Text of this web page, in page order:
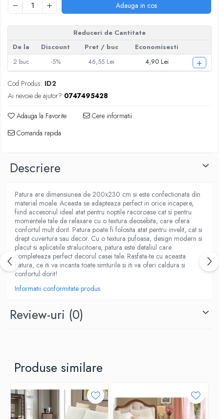
Adauga in cos
Reduceri de Cantitate
De la
Discount Pret / buc
Economisesti
2 buc -5% 46,55 Lei 4,90 Lei +
Cod Produs: ID2
Ai nevoie de ajutor? 0747495428
Adauga la Favorite
Cere informatii
Comanda rapida
Descriere
Patura are dimensiunea de 200x230 cm si este confectionata din
material moale. Aceasta se adapteaza perfect in orice incapere,
fiind accesoriul ideal atat pentru noptile racoroase cat si pentru
momentele tale de relaxare cu o textura deosebita, care ofera
confortul mult dorit. Patura poate fi folosita atat pentru invelit, cat si
drept cuvertura sau decor. Cu o textura pufoasa, design modern si
placut si aplicatiile stralucitoare, patura este detaliul care
completeaza perfect decorul casei tale. Rasfata-te cu aceasta
patura, ce iti va incanta toate simturile si iti va oferi caldura si
confortul dorit!
Informatii conformitate produs
Review-uri (0)
Produse similare